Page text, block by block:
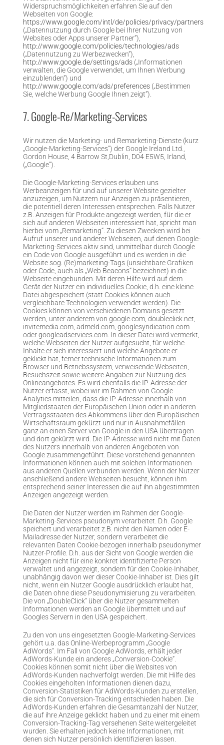
Widerspruchsmöglichkeiten erfahren Sie auf den
Webseiten von Google:
https://www.google.com/intl/de/policies/privacy/partners
(„Datennutzung durch Google bei Ihrer Nutzung von
Websites oder Apps unserer Partner“),
http://www.google.com/policies/technologies/ads
(„Datennutzung zu Werbezwecken“),
http://www.google.de/settings/ads(„Informationen
verwalten, die Google verwendet, um Ihnen Werbung
einzublenden“) und
http://www.google.com/ads/preferences(„Bestimmen
Sie, welche Werbung Google Ihnen zeigt“).
7. Google-Re/Marketing-Services
Wir nutzen die Marketing- und Remarketing-Dienste (kurz
„Google-Marketing-Services“) der Google Ireland Ltd.,
Gordon House, 4 Barrow St,Dublin, D04 E5W5, Irland,
(„Google“).
Die Google-Marketing-Services erlauben uns
Werbeanzeigen für und auf unserer Website gezielter
anzuzeigen, um Nutzern nur Anzeigen zu präsentieren,
die potentiell deren Interessen entsprechen. Falls Nutzer
z.B. Anzeigen für Produkte angezeigt werden, für die er
sich auf anderen Webseiten interessiert hat, spricht man
hierbei vom „Remarketing“. Zu diesen Zwecken wird bei
Aufruf unserer und anderer Webseiten, auf denen Google-
Marketing-Services aktiv sind, unmittelbar durch Google
ein Code von Google ausgeführt und es werden in die
Website sog. (Re)marketing-Tags (unsichtbare Grafiken
oder Code, auch als „Web Beacons“ bezeichnet) in die
Webseite eingebunden. Mit deren Hilfe wird auf dem
Gerät der Nutzer ein individuelles Cookie, d.h. eine kleine
Datei abgespeichert (statt Cookies können auch
vergleichbare Technologien verwendet werden). Die
Cookies können von verschiedenen Domains gesetzt
werden, unter anderem von google.com, doubleclick.net,
invitemedia.com, admeld.com, googlesyndication.com
oder googleadservices.com. In dieser Datei wird vermerkt,
welche Webseiten der Nutzer aufgesucht, für welche
Inhalte er sich interessiert und welche Angebote er
geklickt hat, ferner technische Informationen zum
Browser und Betriebssystem, verweisende Webseiten,
Besuchszeit sowie weitere Angaben zur Nutzung des
Onlineangebotes. Es wird ebenfalls die IP-Adresse der
Nutzer erfasst, wobei wir im Rahmen von Google-
Analytics mitteilen, dass die IP-Adresse innerhalb von
Mitgliedstaaten der Europäischen Union oder in anderen
Vertragsstaaten des Abkommens über den Europäischen
Wirtschaftsraum gekürzt und nur in Ausnahmefällen
ganz an einen Server von Google in den USA übertragen
und dort gekürzt wird. Die IP-Adresse wird nicht mit Daten
des Nutzers innerhalb von anderen Angeboten von
Google zusammengeführt. Diese vorstehend genannten
Informationen können auch mit solchen Informationen
aus anderen Quellen verbunden werden. Wenn der Nutzer
anschließend andere Webseiten besucht, können ihm
entsprechend seiner Interessen die auf ihn abgestimmten
Anzeigen angezeigt werden.
Die Daten der Nutzer werden im Rahmen der Google-
Marketing-Services pseudonym verarbeitet. D.h. Google
speichert und verarbeitet z.B. nicht den Namen oder E-
Mailadresse der Nutzer, sondern verarbeitet die
relevanten Daten Cookie-bezogen innerhalb pseudonymer
Nutzer-Profile. D.h. aus der Sicht von Google werden die
Anzeigen nicht für eine konkret identifizierte Person
verwaltet und angezeigt, sondern für den Cookie-Inhaber,
unabhängig davon wer dieser Cookie-Inhaber ist. Dies gilt
nicht, wenn ein Nutzer Google ausdrücklich erlaubt hat,
die Daten ohne diese Pseudonymisierung zu verarbeiten.
Die von „DoubleClick“ über die Nutzer gesammelten
Informationen werden an Google übermittelt und auf
Googles Servern in den USA gespeichert.
Zu den von uns eingesetzten Google-Marketing-Services
gehört u.a. das Online-Werbeprogramm „Google
AdWords“. Im Fall von Google AdWords, erhält jeder
AdWords-Kunde ein anderes „Conversion-Cookie“.
Cookies können somit nicht über die Websites von
AdWords-Kunden nachverfolgt werden. Die mit Hilfe des
Cookies eingeholten Informationen dienen dazu,
Conversion-Statistiken für AdWords-Kunden zu erstellen,
die sich für Conversion-Tracking entschieden haben. Die
AdWords-Kunden erfahren die Gesamtanzahl der Nutzer,
die auf ihre Anzeige geklickt haben und zu einer mit einem
Conversion-Tracking-Tag versehenen Seite weitergeleitet
wurden. Sie erhalten jedoch keine Informationen, mit
denen sich Nutzer persönlich identifizieren lassen.